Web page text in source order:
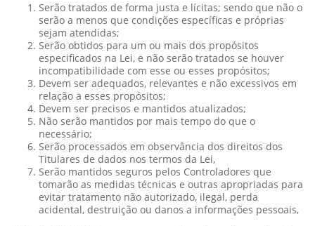
Serão tratados de forma justa e lícitas; sendo que não o
serão a menos que condições específicas e próprias
sejam atendidas;
Serão obtidos para um ou mais dos propósitos
especificados na Lei, e não serão tratados se houver
incompatibilidade com esse ou esses propósitos;
Devem ser adequados, relevantes e não excessivos em
relação a esses propósitos;
Devem ser precisos e mantidos atualizados;
Não serão mantidos por mais tempo do que o
necessário;
Serão processados em observância dos direitos dos
Titulares de dados nos termos da Lei,
Serão mantidos seguros pelos Controladores que
tomarão as medidas técnicas e outras apropriadas para
evitar tratamento não autorizado, ilegal, perda
acidental, destruição ou danos a informações pessoais,